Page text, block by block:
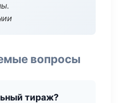
вопросы
тираж?